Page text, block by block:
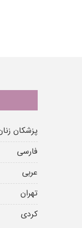
پزشکان
فارسی
عربی
تهران
کردی